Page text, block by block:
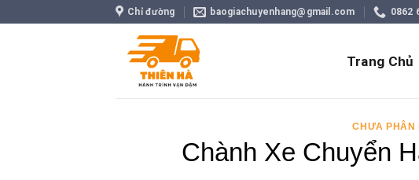
Chỉ đường baogiachuyenhang@gmail.com 0862
Trang Chủ
CHƯA PHÂN
Chành Xe Chuyển